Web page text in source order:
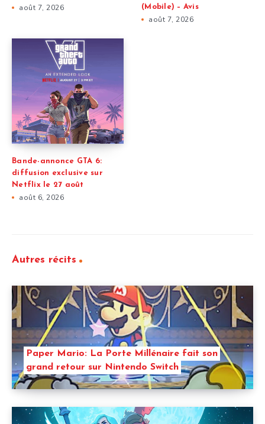
août 7, 2026
(Mobile) – Avis
août 7, 2026
Bande-annonce GTA 6:
diffusion exclusive sur
Netflix le 27 août
août 6, 2026
Autres récits
Paper Mario: La Porte Millénaire fait son
grand retour sur Nintendo Switch